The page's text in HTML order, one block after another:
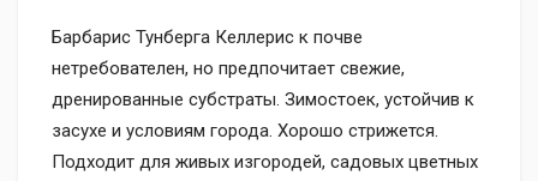
Барбарис Тунберга Келлерис к почве
нетребователен, но предпочитает свежие,
дренированные субстраты. Зимостоек, устойчив к
засухе и условиям города. Хорошо стрижется.
Подходит для живых изгородей, садовых цветных